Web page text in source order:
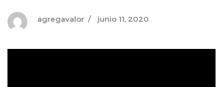
agregavalor junio 11, 2020